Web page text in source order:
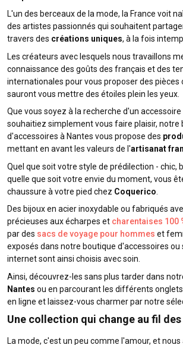
L'un des berceaux de la mode, la France voit
des artistes passionnés qui souhaitent
travers des créations uniques, à la fois
Les créateurs avec lesquels nous travaillons
connaissance des goûts des français et des
internationales pour vous proposer des pièces
sauront vous mettre des étoiles plein les yeux.
Que vous soyez à la recherche d'un
souhaitiez simplement vous faire plaisir, notre
d'accessoires à Nantes vous propose des
mettant en avant les valeurs de l'artisanat
Quel que soit votre style de prédilection - chic,
quelle que soit votre envie du moment, vous
chaussure à votre pied chez Coquerico
Des bijoux en acier inoxydable ou fabriqués
précieuses aux écharpes et charentaises 100
par des sacs de voyage pour hommes et
exposés dans notre boutique d'accessoires ou
internet sont ainsi choisis avec soin.
Ainsi, découvrez-les sans plus tarder dans
Nantes ou en parcourant les différents
en ligne et laissez-vous charmer par notre
Une collection qui change au fil
La mode, c'est un peu comme l'amour, et